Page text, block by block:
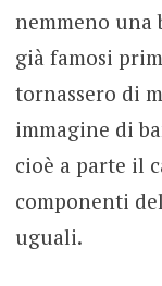
nemmeno una
già famosi
tornassero di
immagine di
cioè a parte il
componenti
uguali.